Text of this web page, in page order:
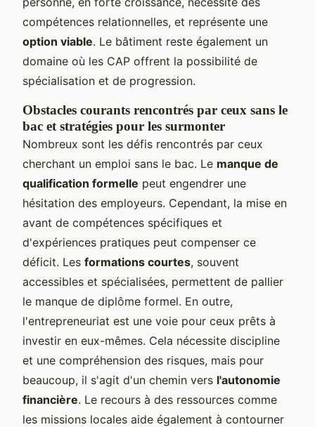
compétences relationnelles, et représente une
option viable. Le bâtiment reste également un
domaine où les CAP offrent la possibilité de
spécialisation et de progression.
Obstacles courants rencontrés par ceux sans le
bac et stratégies pour les surmonter
Nombreux sont les défis rencontrés par ceux
cherchant un emploi sans le bac. Le manque de
qualification formelle peut engendrer une
hésitation des employeurs. Cependant, la mise en
avant de compétences spécifiques et
d'expériences pratiques peut compenser ce
déficit. Les formations courtes, souvent
accessibles et spécialisées, permettent de pallier
le manque de diplôme formel. En outre,
l'entrepreneuriat est une voie pour ceux prêts à
investir en eux-mêmes. Cela nécessite discipline
et une compréhension des risques, mais pour
beaucoup, il s'agit d'un chemin vers l'autonomie
financière. Le recours à des ressources comme
les missions locales aide également à contourner